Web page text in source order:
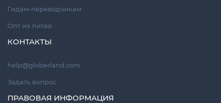
Гидам-переводчикам
Опт из Китая
КОНТАКТЫ
help@globerland.com
Задать вопрос
ПРАВОВАЯ ИНФОРМАЦИЯ